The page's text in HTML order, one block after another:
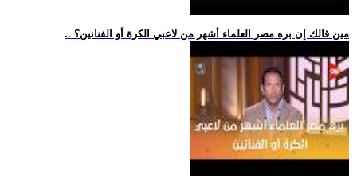
.. مين قالك إن بره مصر العلماء أشهر من لاعبي الكرة أو الفنانين؟